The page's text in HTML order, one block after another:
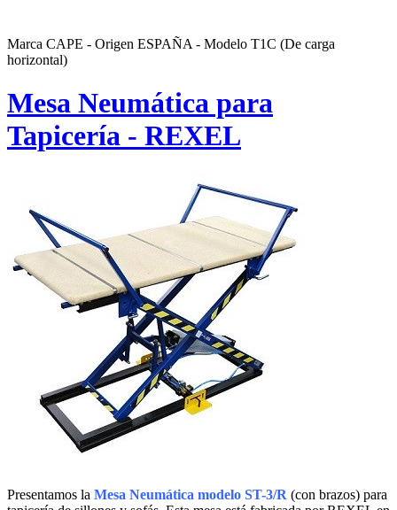
Marca CAPE - Origen ESPAÑA - Modelo T1C (De carga
horizontal)
Mesa Neumática para
Tapicería - REXEL
Presentamos la Mesa Neumática modelo ST-3/R (con brazos) para